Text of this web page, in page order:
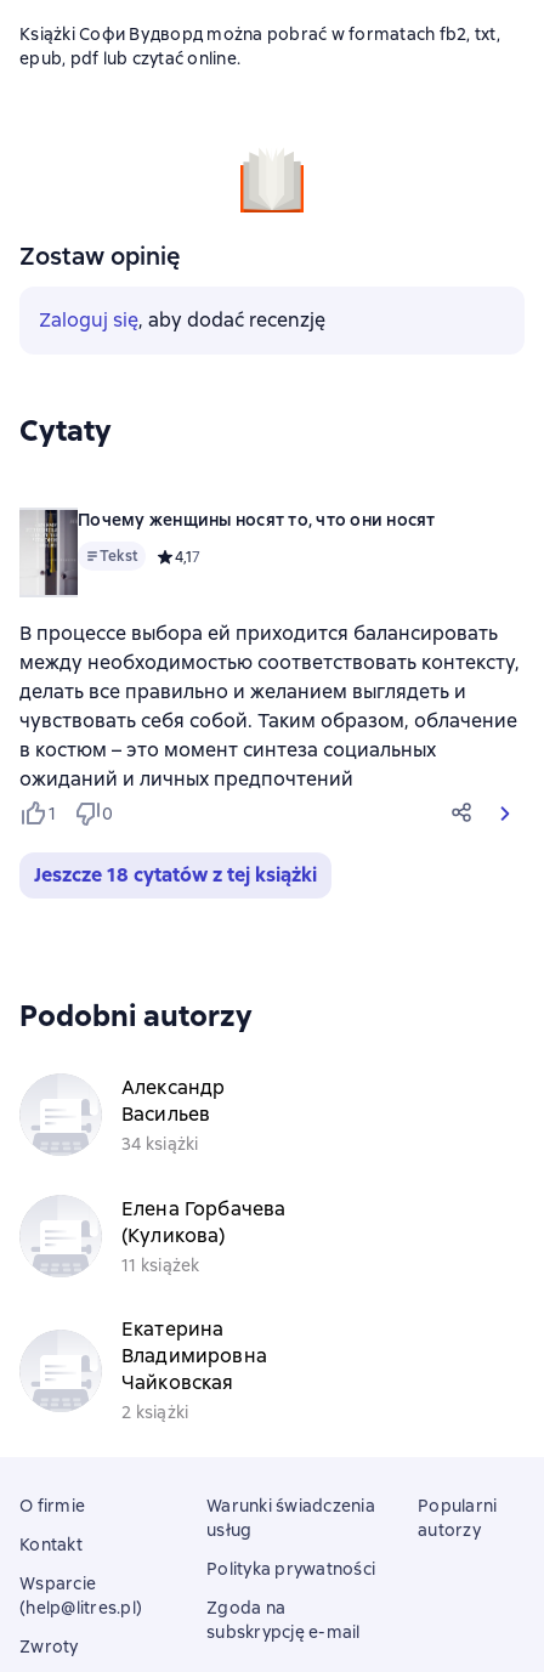
Książki Софи Вудворд można pobrać w formatach fb2, txt,
epub, pdf lub czytać online.
Zostaw opinię
Zaloguj się, aby dodać recenzję
Cytaty
Почему женщины носят то, что они носят
Tekst Средний рейтинг 4,1 на основе 7 оценок
4,17
В процессе выбора ей приходится балансировать
между необходимостью соответствовать контексту,
делать все правильно и желанием выглядеть и
чувствовать себя собой. Таким образом, облачение
в костюм – это момент синтеза социальных
ожиданий и личных предпочтений
1 0
Jeszcze 18 cytatów z tej książki
Podobni autorzy
Александр
Васильев
34 książki
Елена Горбачева
(Куликова)
11 książek
Екатерина
Владимировна
Чайковская
2 książki
O firmie
Kontakt
Wsparcie
(help@litres.pl)
Zwroty
Warunki świadczenia
usług
Polityka prywatności
Zgoda na
subskrypcję e-mail
Popularni
autorzy